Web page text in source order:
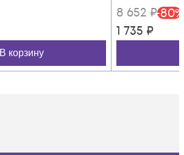
В корзину
8 652 ₽-80%
1 735 ₽